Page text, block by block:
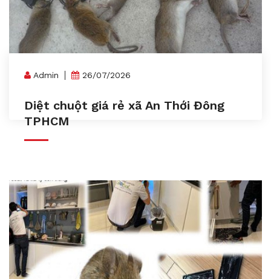
Admin 26/07/2026
Diệt chuột giá rẻ xã An Thới Đông
TPHCM